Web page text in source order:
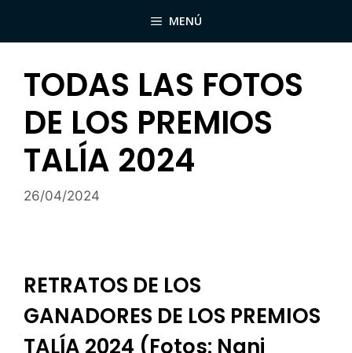
MENÚ
TODAS LAS FOTOS
DE LOS PREMIOS
TALÍA 2024
26/04/2024
RETRATOS DE LOS
GANADORES DE LOS PREMIOS
TALÍA 2024 (fotos: Nani